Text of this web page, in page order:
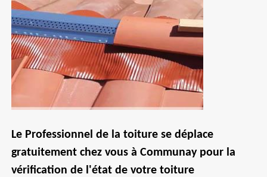
Le Professionnel de la toiture se déplace
gratuitement chez vous à Communay pour la
vérification de l'état de votre toiture